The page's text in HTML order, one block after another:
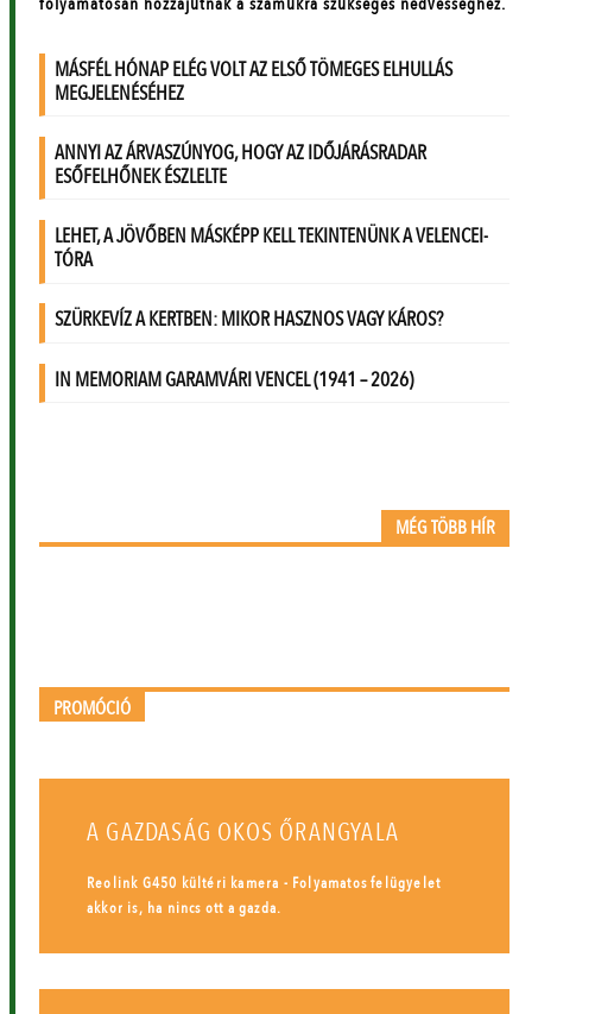
MÉG TÖBB HÍR
PROMÓCIÓ
A GAZDASÁG OKOS ŐRANGYALA
Reolink G450 kültéri kamera - Folyamatos felügyelet
akkor is, ha nincs ott a gazda.